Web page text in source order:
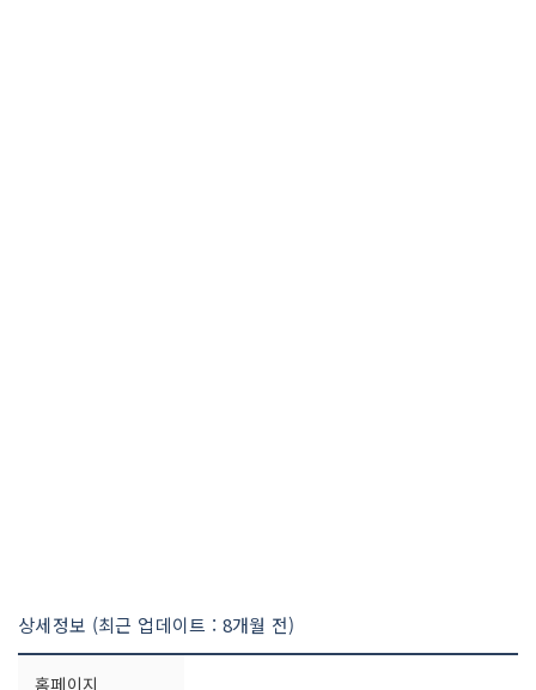
상세정보 (최근 업데이트 : 8개월 전)
홈페이지